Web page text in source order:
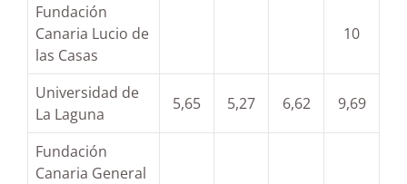
Fundación
Canaria Lucio de
las Casas
10
Universidad de
La Laguna
5,65 5,27 6,62 9,69
Fundación
Canaria General